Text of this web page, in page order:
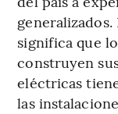
significa que
construyen
eléctricas
las